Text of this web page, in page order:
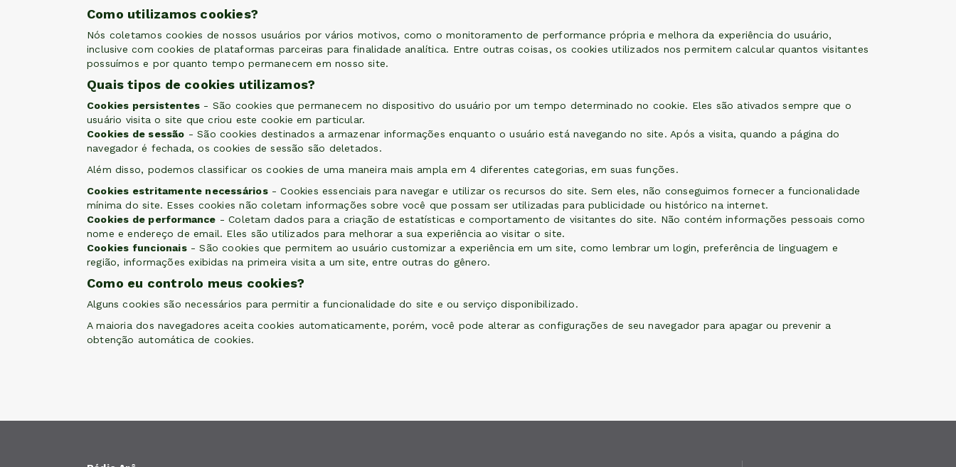
Como utilizamos cookies?
Nós coletamos cookies de nossos usuários por vários motivos, como o monitoramento de performance própria e melhora da experiência do usuário,
inclusive com cookies de plataformas parceiras para finalidade analítica. Entre outras coisas, os cookies utilizados nos permitem calcular quantos visitantes
possuímos e por quanto tempo permanecem em nosso site.
Quais tipos de cookies utilizamos?
Cookies persistentes - São cookies que permanecem no dispositivo do usuário por um tempo determinado no cookie. Eles são ativados sempre que o
usuário visita o site que criou este cookie em particular.
Cookies de sessão - São cookies destinados a armazenar informações enquanto o usuário está navegando no site. Após a visita, quando a página do
navegador é fechada, os cookies de sessão são deletados.
Além disso, podemos classificar os cookies de uma maneira mais ampla em 4 diferentes categorias, em suas funções.
Cookies estritamente necessários- Cookies essenciais para navegar e utilizar os recursos do site. Sem eles, não conseguimos fornecer a funcionalidade
mínima do site. Esses cookies não coletam informações sobre você que possam ser utilizadas para publicidade ou histórico na internet.
Cookies de performance - Coletam dados para a criação de estatísticas e comportamento de visitantes do site. Não contém informações pessoais como
nome e endereço de email. Eles são utilizados para melhorar a sua experiência ao visitar o site.
Cookies funcionais- São cookies que permitem ao usuário customizar a experiência em um site, como lembrar um login, preferência de linguagem e
região, informações exibidas na primeira visita a um site, entre outras do gênero.
Como eu controlo meus cookies?
Alguns cookies são necessários para permitir a funcionalidade do site e ou serviço disponibilizado.
A maioria dos navegadores aceita cookies automaticamente, porém, você pode alterar as configurações de seu navegador para apagar ou prevenir a
obtenção automática de cookies.